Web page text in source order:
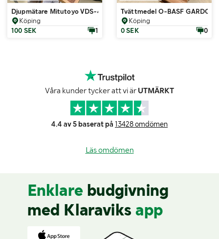
Djupmätare Mitutoyo VDS-45DC
Köping
100 SEK
1
Tvättmedel O-BASF
Köping
0 SEK
0
Våra kunder tycker att vi är UTMÄRKT
4.4 av 5 baserat på 13428 omdömen
Läs omdömen
Enklare budgivning
med Klaraviks app